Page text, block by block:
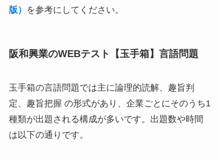
版）
を参考にしてください。
阪和興業のWEBテスト【玉手箱】言語問題
玉手箱の言語問題では主に論理的読解、趣旨判
定、趣旨把握 の形式があり、企業ごとにそのうち1
種類が出題される構成が多いです。出題数や時間
は以下の通りです。